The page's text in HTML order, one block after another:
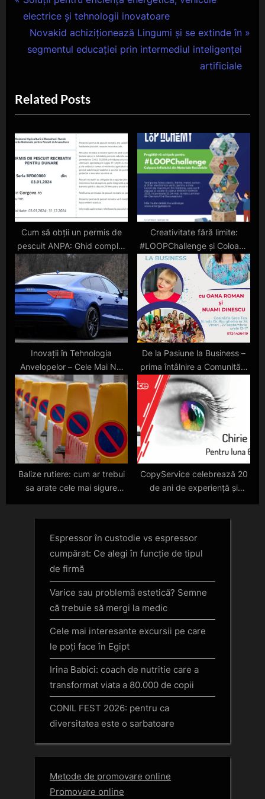
articole
r
u
s
P
o
s
t
:
electrice și tehnologii inovatoare
N
e
P
o
s
t
:
Novakid achiziționează Lingumi și se extinde în
segmentul educației prin intermediul inteligenței
artificiale
Related Posts
Cum să obții un permis de
pescuit ANPA: Ghid complet
și sfaturi utile
Creativitate fără limite:
#LOOPChallenge și Coloana
Infinitului reciclată!
Inovații în Tehnologia
Anvelopelor – Cele Mai Noi
Tendințe și Produse de pe
Piață
De la Pasiune la Business –
prima întâlnire a Comunității
Clever din această toamnă
Balize rutiere: cum ar trebui
sa arate cele mai sigure
CopyService celebrează 20
de ani de experiență și
Espressor în custodie vs espressor
cumpărat: Ce alegi în funcție de tipul
de firmă
Varice sau problemă estetică? Semne
că trebuie să mergi la medic
Cele mai interesante excursii pe care
le poți face în Egipt
Irina Babici: coach de nutritie care a
transformat viata a 80.000 de copii
CONIL FEST 2026: pentru ca
diversitatea este o sarbatoare
Metode de promovare online
Promovare online